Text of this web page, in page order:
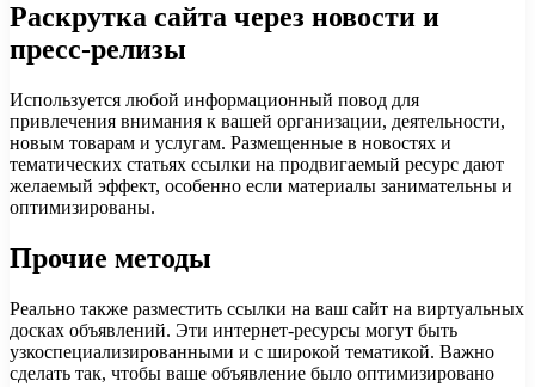
Раскрутка сайта через новости и
пресс-релизы
Используется любой информационный повод для
привлечения внимания к вашей организации, деятельности,
новым товарам и услугам. Размещенные в новостях и
тематических статьях ссылки на продвигаемый ресурс дают
желаемый эффект, особенно если материалы занимательны и
оптимизированы.
Прочие методы
Реально также разместить ссылки на ваш сайт на виртуальных
досках объявлений. Эти интернет-ресурсы могут быть
узкоспециализированными и с широкой тематикой. Важно
сделать так, чтобы ваше объявление было оптимизировано